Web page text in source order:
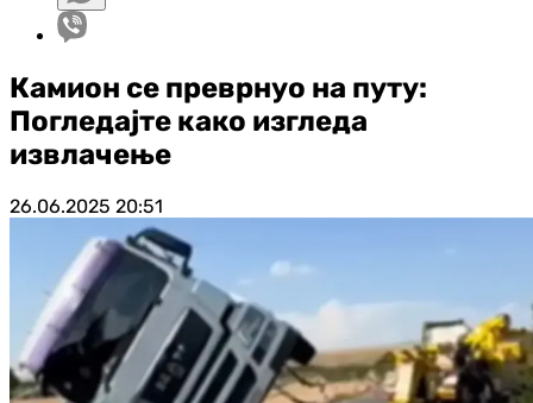
Камион се преврнуо на путу:
Погледајте како изгледа
извлачење
26.06.2025 20:51